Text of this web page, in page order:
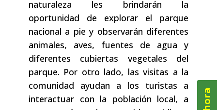
naturaleza les brindarán la
oportunidad de explorar el parque
nacional a pie y observarán diferentes
animales, aves, fuentes de agua y
diferentes cubiertas vegetales del
parque. Por otro lado, las visitas a la
comunidad ayudan a los turistas a
interactuar con la población local, a